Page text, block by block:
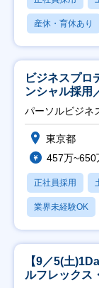
産休・育休あり
ビジネスプロ
ンシャル採用
ト推進】
パーソルビジネ
東京都
457万~650
正社員採用
業界未経験OK
【9／5(土
ルフレックス